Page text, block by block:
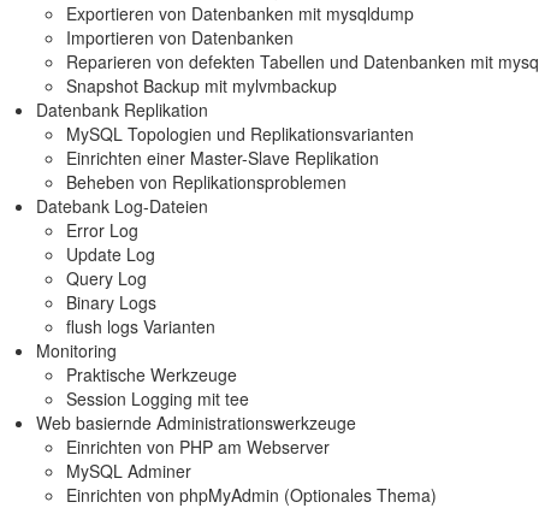
Exportieren von Datenbanken mit mysqldump
Importieren von Datenbanken
Reparieren von defekten Tabellen und Datenbanken mit
Snapshot Backup mit mylvmbackup
Datenbank Replikation
MySQL Topologien und Replikationsvarianten
Einrichten einer Master-Slave Replikation
Beheben von Replikationsproblemen
Datebank Log-Dateien
Error Log
Update Log
Query Log
Binary Logs
flush logs Varianten
Monitoring
Praktische Werkzeuge
Session Logging mit tee
Web basiernde Administrationswerkzeuge
Einrichten von PHP am Webserver
MySQL Adminer
Einrichten von phpMyAdmin (Optionales Thema)